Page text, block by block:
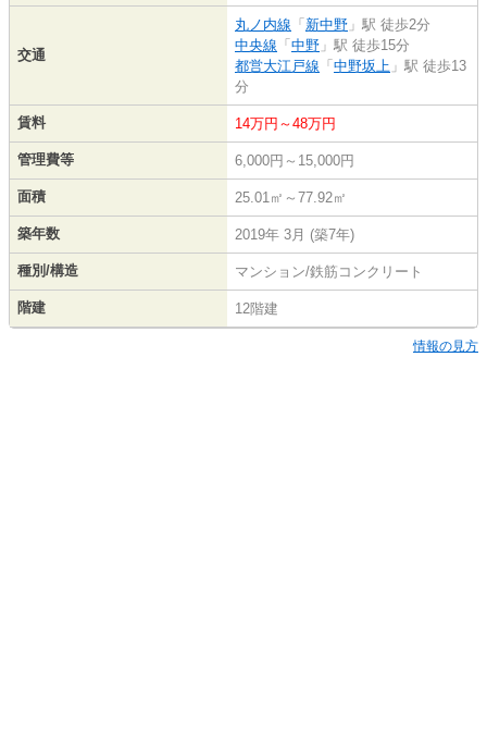
交通
丸ノ内線 「 新中野 」駅 徒歩2分
中央線 「 中野 」駅 徒歩15分
都営大江戸線 「 中野坂上 」駅 徒歩13
分
賃料 14万円～48万円
管理費等 6,000円～15,000円
面積 25.01㎡～77.92㎡
築年数 2019年 3月 (築7年)
種別/構造 マンション/鉄筋コンクリート
階建 12階建
情報の見方